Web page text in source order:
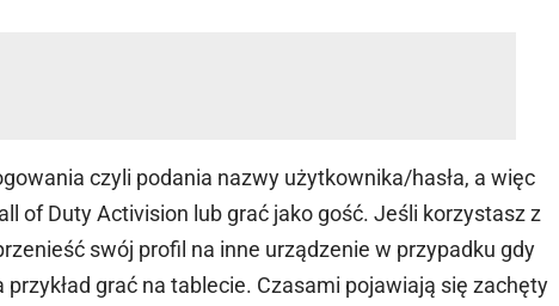
czyli podania nazwy użytkownika/hasła, a więc
of Duty Activision lub grać jako gość. Jeśli korzystasz z
swój profil na inne urządzenie w przypadku gdy
grać na tablecie. Czasami pojawiają się zachęty